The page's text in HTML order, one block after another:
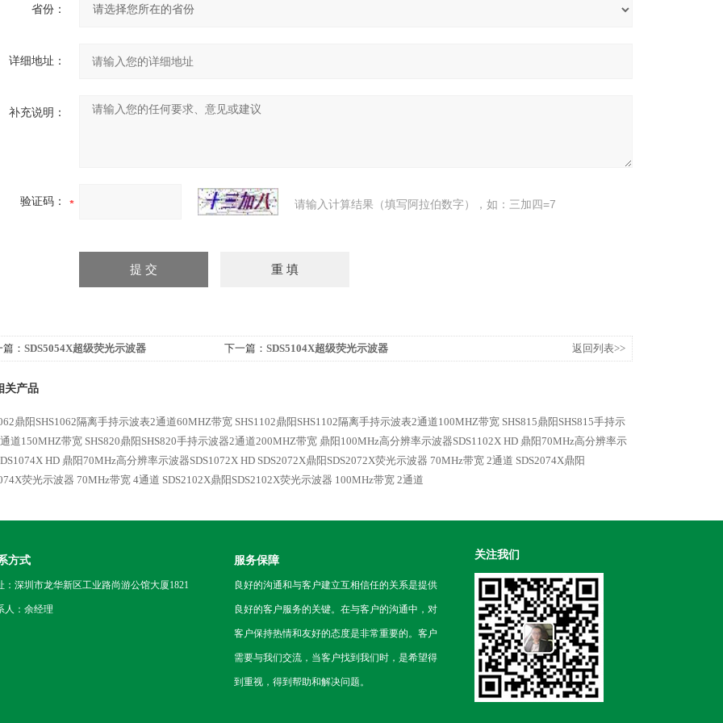
省份：
详细地址：
补充说明：
验证码： 请输入计算结果（填写阿拉伯数字），如：三加四=7
： SDS5054X超级荧光示波器 下一篇： SDS5104X超级荧光示波器 返回列表>>
关产品
鼎阳SHS1062隔离手持示波表2通道60MHZ带宽 SHS1102鼎阳SHS1102隔离手持示波表2通道100MHZ带宽 SHS815鼎阳SHS815手持示
道150MHZ带宽 SHS820鼎阳SHS820手持示波器2通道200MHZ带宽 鼎阳100MHz高分辨率示波器SDS1102X HD 鼎阳70MHz高分辨率示
HD 鼎阳70MHz高分辨率示波器SDS1072X HD SDS2072X鼎阳SDS2072X荧光示波器 70MHz带宽 2通道 SDS2074X鼎阳
荧光示波器 70MHz带宽 4通道 SDS2102X鼎阳SDS2102X荧光示波器 100MHz带宽 2通道
方式
：深圳市龙华新区工业路尚游公馆大厦1821
人：余经理
服务保障
良好的沟通和与客户建立互相信任的关系是提供
良好的客户服务的关键。在与客户的沟通中，对
客户保持热情和友好的态度是非常重要的。客户
需要与我们交流，当客户找到我们时，是希望得
到重视，得到帮助和解决问题。
关注我们